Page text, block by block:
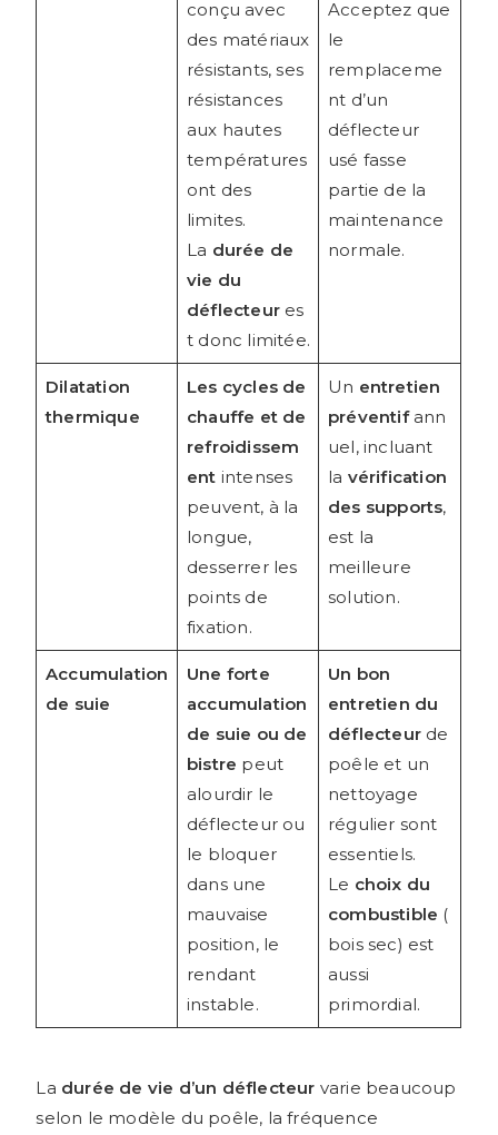
conçu avec
des matériaux
résistants, ses
résistances
aux hautes
températures
ont des
limites.
La durée de
vie du
déflecteures
t donc limitée.
Acceptez que
le
remplaceme
nt d’un
déflecteur
usé fasse
partie de la
maintenance
normale.
Dilatation
thermique
Les cycles de
chauffe et de
refroidissem
ent intenses
peuvent, à la
longue,
desserrer les
points de
fixation.
Un entretien
préventifann
uel, incluant
la vérification
des supports,
est la
meilleure
solution.
Accumulation
de suie
Une forte
accumulation
de suie ou de
bistre peut
alourdir le
déflecteur ou
le bloquer
dans une
mauvaise
position, le
rendant
instable.
Un bon
entretien du
déflecteurde
poêle et un
nettoyage
régulier sont
essentiels.
Le choix du
combustible (
bois sec) est
aussi
primordial.
La durée de vie d’un déflecteur varie beaucoup
selon le modèle du poêle, la fréquence